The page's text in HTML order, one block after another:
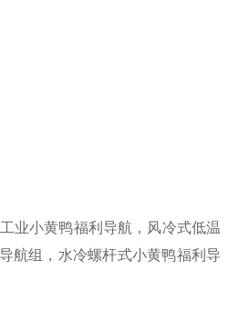
业小黄鸭福利导航，风冷式低温
航组，水冷螺杆式小黄鸭福利导